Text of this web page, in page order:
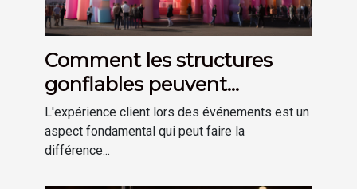
Comment les structures
gonflables peuvent
améliorer l'expérience client
lors d'événements.
L'expérience client lors des événements est un
aspect fondamental qui peut faire la
différence...